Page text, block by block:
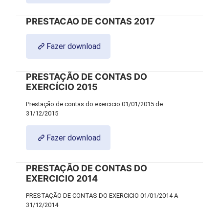
PRESTACAO DE CONTAS 2017
Fazer download
PRESTAÇÃO DE CONTAS DO
EXERCÍCIO 2015
Prestação de contas do exercicio 01/01/2015 de
31/12/2015
Fazer download
PRESTAÇÃO DE CONTAS DO
EXERCICIO 2014
PRESTAÇÃO DE CONTAS DO EXERCICIO 01/01/2014 A
31/12/2014